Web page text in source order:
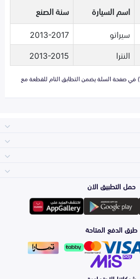
اسم السيارة
سنة الصنع
سيراتو
2013-2017
النترا 2013-2015
تزويدنا برقم الهيكل (VIN) في صفحة السلة يضمن التطابق التام للقطعة مع
المكائن، القيرات
وملحقاتها
الشمعات
والاصطبات (الاضاءة)
الفرامل والأقمشة
لوازم الرحلات
اكسسوارات العناية
الأكثر مبيعاً
التلميع والعناية
تويوتا
هيونداي
حمل التطبيق الان
طرق الدفع المتاحة